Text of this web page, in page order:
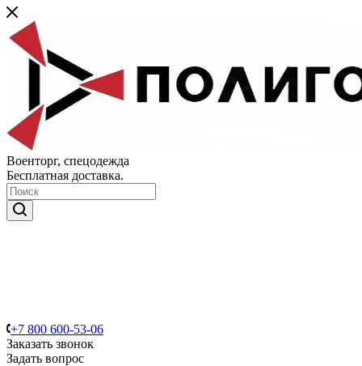
Военторг, спецодежда
Бесплатная доставка.
+7 800 600-53-06
Заказать звонок
Задать вопрос